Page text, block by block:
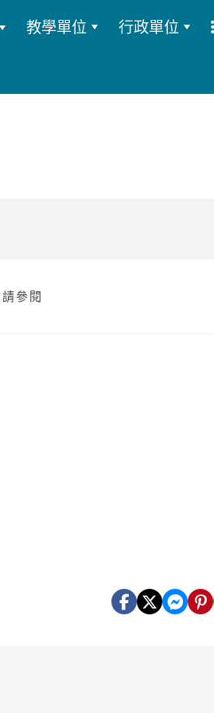
教學單位 行政單位
參閱